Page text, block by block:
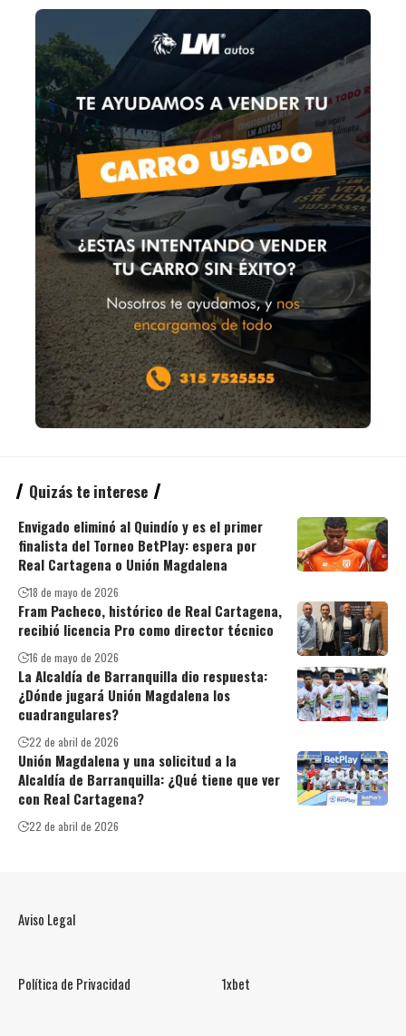
Quizás te interese
Envigado eliminó al Quindío y es el primer
finalista del Torneo BetPlay: espera por
Real Cartagena o Unión Magdalena
18 de mayo de 2026
Fram Pacheco, histórico de Real Cartagena,
recibió licencia Pro como director técnico
16 de mayo de 2026
La Alcaldía de Barranquilla dio respuesta:
¿Dónde jugará Unión Magdalena los
cuadrangulares?
22 de abril de 2026
Unión Magdalena y una solicitud a la
Alcaldía de Barranquilla: ¿Qué tiene que ver
con Real Cartagena?
22 de abril de 2026
Aviso Legal
Política de Privacidad 1xbet